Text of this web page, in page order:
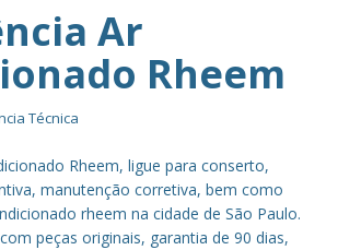
Ar
Rheem
Técnica
Rheem, ligue para conserto,
manutenção corretiva, bem como
rheem na cidade de São Paulo.
peças originais, garantia de 90 dias,